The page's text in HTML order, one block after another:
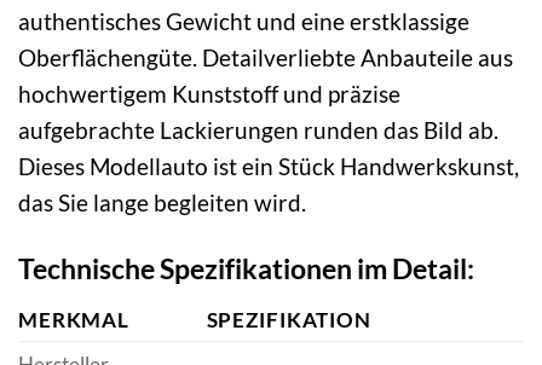
authentisches Gewicht und eine erstklassige
Oberflächengüte. Detailverliebte Anbauteile aus
hochwertigem Kunststoff und präzise
aufgebrachte Lackierungen runden das Bild ab.
Dieses Modellauto ist ein Stück Handwerkskunst,
das Sie lange begleiten wird.
Technische Spezifikationen im Detail:
MERKMAL
SPEZIFIKATION